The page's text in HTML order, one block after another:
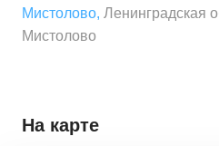
Мистолово, Ленинградская
Мистолово
На карте